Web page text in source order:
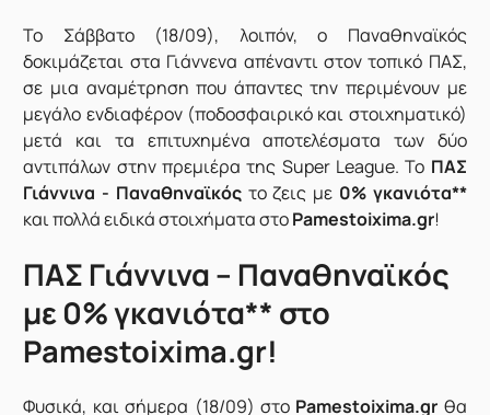
Το Σάββατο (18/09), λοιπόν, ο Παναθηναϊκός
δοκιμάζεται στα Γιάννενα απέναντι στον τοπικό ΠΑΣ,
σε μια αναμέτρηση που άπαντες την περιμένουν με
μεγάλο ενδιαφέρον (ποδοσφαιρικό και στοιχηματικό)
μετά και τα επιτυχημένα αποτελέσματα των δύο
αντιπάλων στην πρεμιέρα της Super League. Το ΠΑΣ
Γιάννινα - Παναθηναϊκόςτο ζεις με 0% γκανιότα**
και πολλά ειδικά στοιχήματα στοPamestoixima.gr!
ΠΑΣ Γιάννινα – Παναθηναϊκός
με 0% γκανιότα** στο
Pamestoixima.gr!
Φυσικά, και σήμερα (18/09) στο Pamestoixima.gr θα